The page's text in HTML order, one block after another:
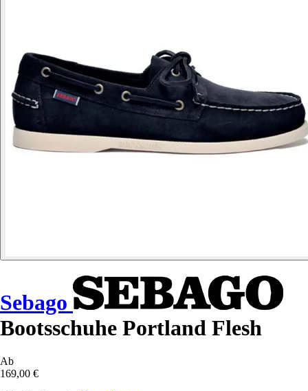
Sebago
Bootsschuhe Portland Flesh
Ab
169,00 €